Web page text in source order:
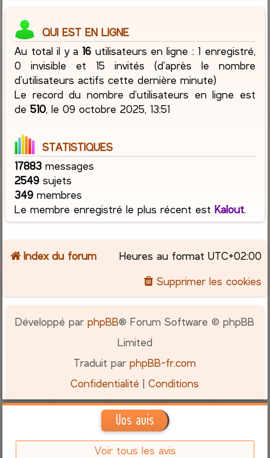
QUI EST EN LIGNE
Au total il y a16 utilisateurs en ligne : 1 enregistré,
0 invisible et 15 invités (d’après le nombre
d’utilisateurs actifs cette dernière minute)
Le record du nombre d’utilisateurs en ligne est
de510, le 09 octobre 2025, 13:51
STATISTIQUES
17883 messages
2549 sujets
349 membres
Le membre enregistré le plus récent estKalout.
Index du forum Heures au format UTC+02:00
Supprimer les cookies
Développé parphpBB® Forum Software © phpBB
Limited
Traduit parphpBB-fr.com
Confidentialité |Conditions
Vos avis
Voir tous les avis